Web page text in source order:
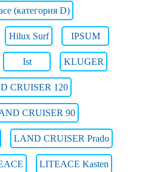
(категория D)
Hilux Surf IPSUM
Ist KLUGER
CRUISER 120
CRUISER 90
LAND CRUISER Prado
LITEACE Kasten